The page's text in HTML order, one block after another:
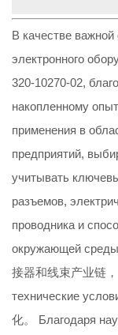
В качестве важной
электронного
320-10270-02,
накопленному
применения в
предприятий,
учитывать
разъемов,
проводника и
окружающей
接器和线束产业链
технические
化。 Благодаря